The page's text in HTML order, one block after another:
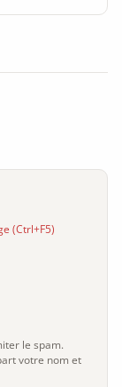
(Ctrl+F5)
le spam.
votre nom et